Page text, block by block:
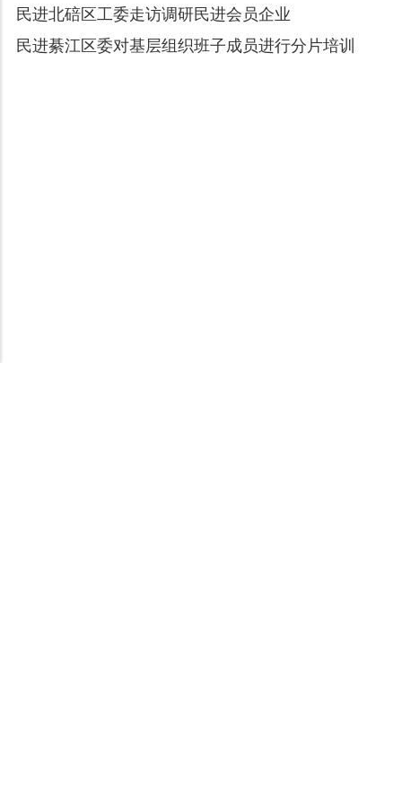
民进北碚区工委走访调研民进会员企业
民进綦江区委对基层组织班子成员进行分片培训